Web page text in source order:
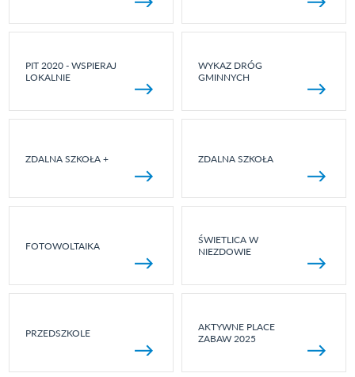
PIT 2020 - WSPIERAJ
LOKALNIE
WYKAZ DRÓG
GMINNYCH
ZDALNA SZKOŁA + ZDALNA SZKOŁA
FOTOWOLTAIKA
ŚWIETLICA W
NIEZDOWIE
PRZEDSZKOLE
AKTYWNE PLACE
ZABAW 2025